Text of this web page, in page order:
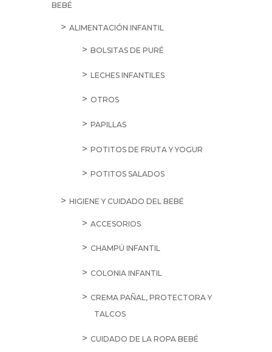
BEBÉ
ALIMENTACIÓN INFANTIL
BOLSITAS DE PURÉ
LECHES INFANTILES
OTROS
PAPILLAS
POTITOS DE FRUTA Y YOGUR
POTITOS SALADOS
HIGIENE Y CUIDADO DEL BEBÉ
ACCESORIOS
CHAMPÚ INFANTIL
COLONIA INFANTIL
CREMA PAÑAL, PROTECTORA Y
TALCOS
CUIDADO DE LA ROPA BEBÉ